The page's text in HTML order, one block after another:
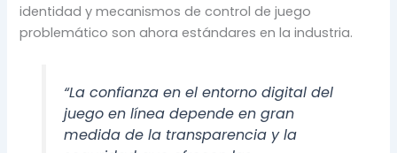
identidad y mecanismos de control de juego
problemático son ahora estándares en la industria.
“La confianza en el entorno digital del
juego en línea depende en gran
medida de la transparencia y la